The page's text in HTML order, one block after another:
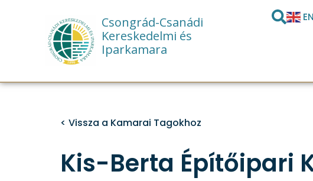
Csongrád-Csanádi
Kereskedelmi és
Iparkamara
EN
< Vissza a Kamarai Tagokhoz
Kis-Berta Építőipari